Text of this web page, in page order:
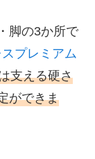
脚の3か所で
プレミアム
支える硬さ
ができま